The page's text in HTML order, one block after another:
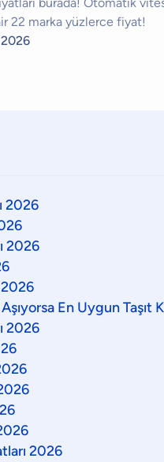
22 marka yüzlerce fiyat!
2026
2026
2026
En Uygun Taşıt
2026
2026